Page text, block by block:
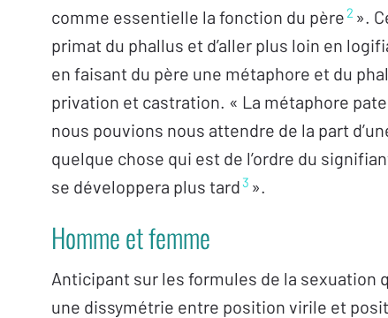
comme essentielle la fonction du père 2 ».
primat du phallus et d’aller plus loin en
en faisant du père une métaphore et du
privation et castration. « La métaphore
nous pouvions nous attendre de la part
quelque chose qui est de l’ordre du
se développera plus tard3 ».
Homme et femme
Anticipant sur les formules de la sexuation
une dissymétrie entre position virile et